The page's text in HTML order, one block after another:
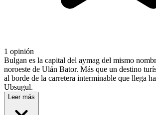
1 opinión
Bulgan es la capital del aymag del mismo
noroeste de Ulán Bator. Más que un destino
al borde de la carretera interminable que llega
Ubsugul.
Leer más